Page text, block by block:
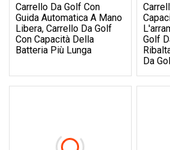
Carrello Da Golf Con
Guida Automatica A Mano
Libera, Carrello Da Golf
Con Capacità Della
Batteria Più Lunga
Golf
Da